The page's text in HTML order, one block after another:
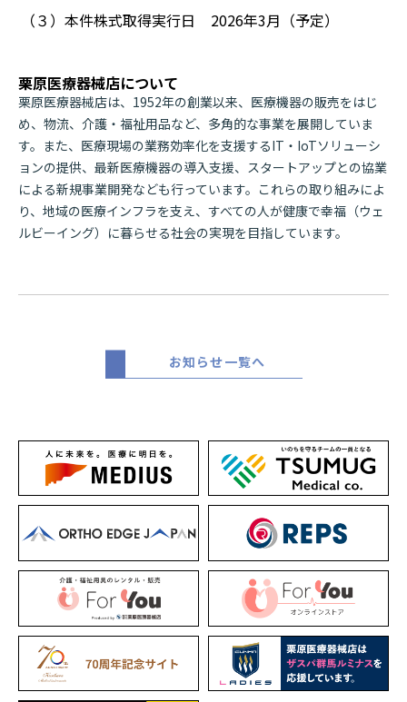
（３）本件株式取得実行日
2026年3月（予定）
栗原医療器械店について
栗原医療器械店は、1952年の創業以来、医療機器の販売をはじ
め、物流、介護・福祉用品など、多角的な事業を展開していま
す。また、医療現場の業務効率化を支援するIT・IoTソリューシ
ョンの提供、最新医療機器の導入支援、スタートアップとの協業
による新規事業開発なども行っています。これらの取り組みによ
り、地域の医療インフラを支え、すべての人が健康で幸福（ウェ
ルビーイング）に暮らせる社会の実現を目指しています。
お知らせ一覧へ